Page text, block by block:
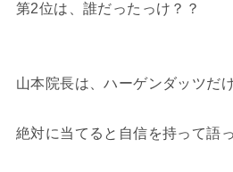
第2位は、誰だったっけ？？
山本院長は、ハーゲンダッツだ
絶対に当てると自信を持って語